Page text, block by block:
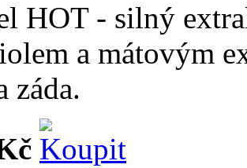
HOT - silný
a mátovým
záda.